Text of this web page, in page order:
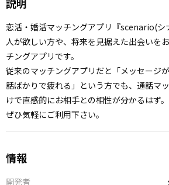
説明
恋活・婚活マッチングアプリ『scenario(シ
人が欲しい方や、将来を見据えた出会いを
チングアプリです。
従来のマッチングアプリだと「メッセージ
話ばかりで疲れる」という方でも、通話マ
けで直感的にお相手との相性が分かるはず。
ぜひ気軽にご利用下さい。
情報
開発者